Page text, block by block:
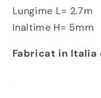
si
LVT
Profilitec
ZR50-
A65F
si
Lungime L= 2.7m
Inaltime H= 5mm
Fabricat in Italia